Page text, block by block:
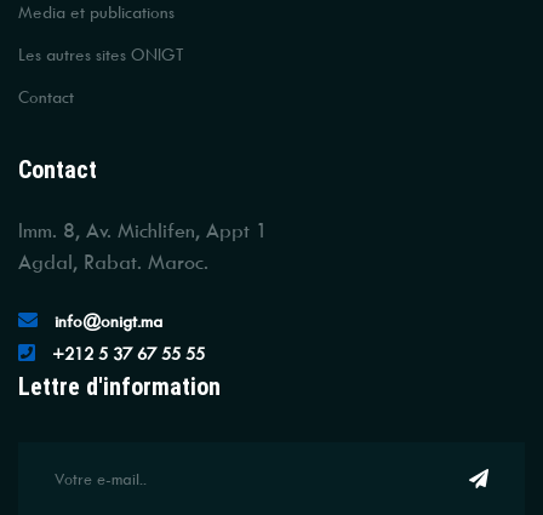
Media et publications
Les autres sites ONIGT
Contact
Contact
Imm. 8, Av. Michlifen, Appt 1
Agdal, Rabat. Maroc.
info@onigt.ma
+212 5 37 67 55 55
Lettre d'information